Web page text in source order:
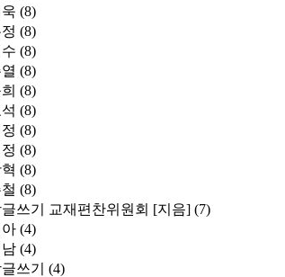
(8)
(8)
(8)
(8)
(8)
(8)
(8)
(8)
(8)
(8)
쓰기 교재편찬위원회 [지음] (7)
(4)
(4)
쓰기
(4)